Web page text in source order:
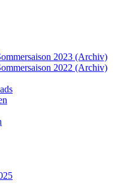
2023 (Archiv)
2022 (Archiv)